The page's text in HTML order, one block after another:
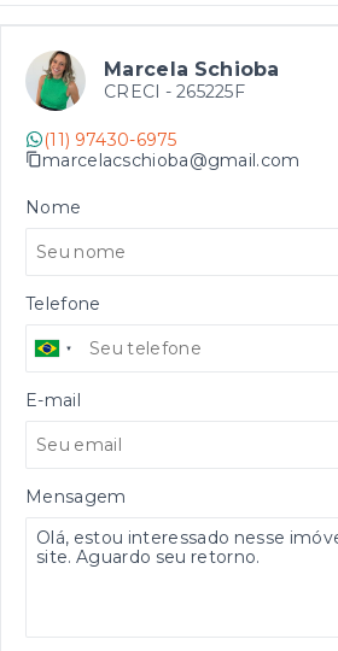
Marcela Schioba
CRECI - 265225F
(11) 97430-6975
marcelacschioba@gmail.com
Nome
Telefone
E-mail
Mensagem